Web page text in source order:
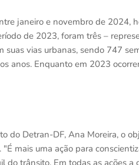
janeiro e novembro de 2024,
de 2023, foram três –
vias urbanas, sendo 747
anos. Enquanto em 2023
do Detran-DF, Ana Moreira, o
mais uma ação para
trânsito. Em todas as ações a